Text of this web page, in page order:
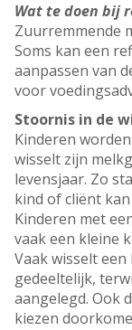
Wat te doen bij
Zuurremmende
Soms kan een
aanpassen van
voor
Stoornis in de
Kinderen
wisselt zijn
levensjaar. Zo
kind of cliënt
Kinderen met
vaak een kleine
Vaak wisselt
gedeeltelijk,
aangelegd. Ook
kiezen